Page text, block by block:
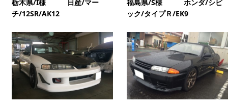
栃木県/I様 日産/マー
チ/12SR/AK12
福島県/S様 ホンダ/シビ
ック/タイプＲ/EK9